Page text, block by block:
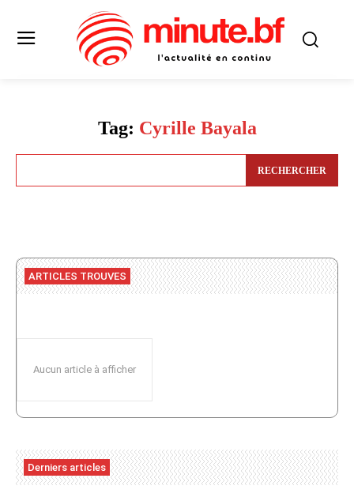
Tag: Cyrille Bayala
RECHERCHER
ARTICLES TROUVES
Aucun article à afficher
Derniers articles